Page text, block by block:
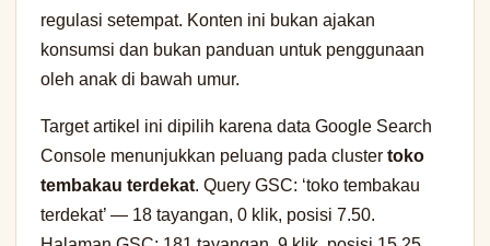
regulasi setempat. Konten ini bukan ajakan
konsumsi dan bukan panduan untuk penggunaan
oleh anak di bawah umur.
Target artikel ini dipilih karena data Google Search
Console menunjukkan peluang pada cluster toko
tembakau terdekat. Query GSC: ‘toko tembakau
terdekat’ — 18 tayangan, 0 klik, posisi 7.50.